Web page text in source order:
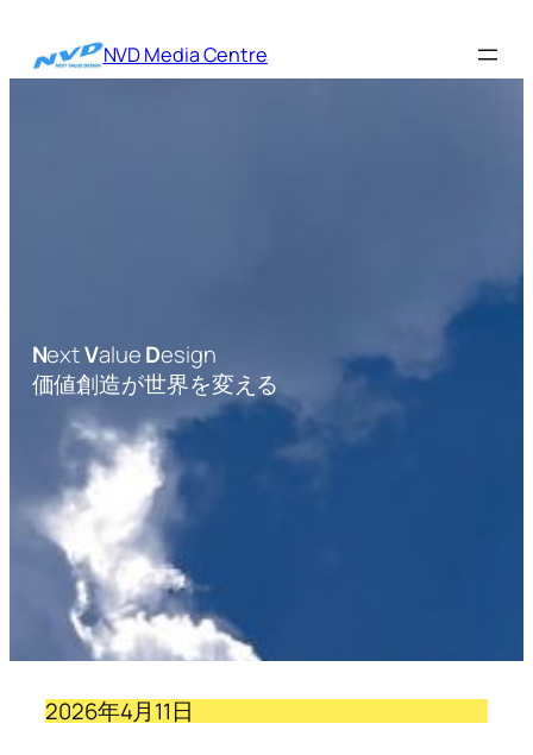
を
NVD Media Centre
NextValueDesign
価値創造が世界を変える
2026年4月11日